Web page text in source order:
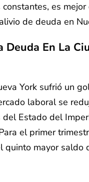
es
de deuda en
Deuda En La
York sufrió un
laboral se
del Estado del
el primer
quinto mayor saldo